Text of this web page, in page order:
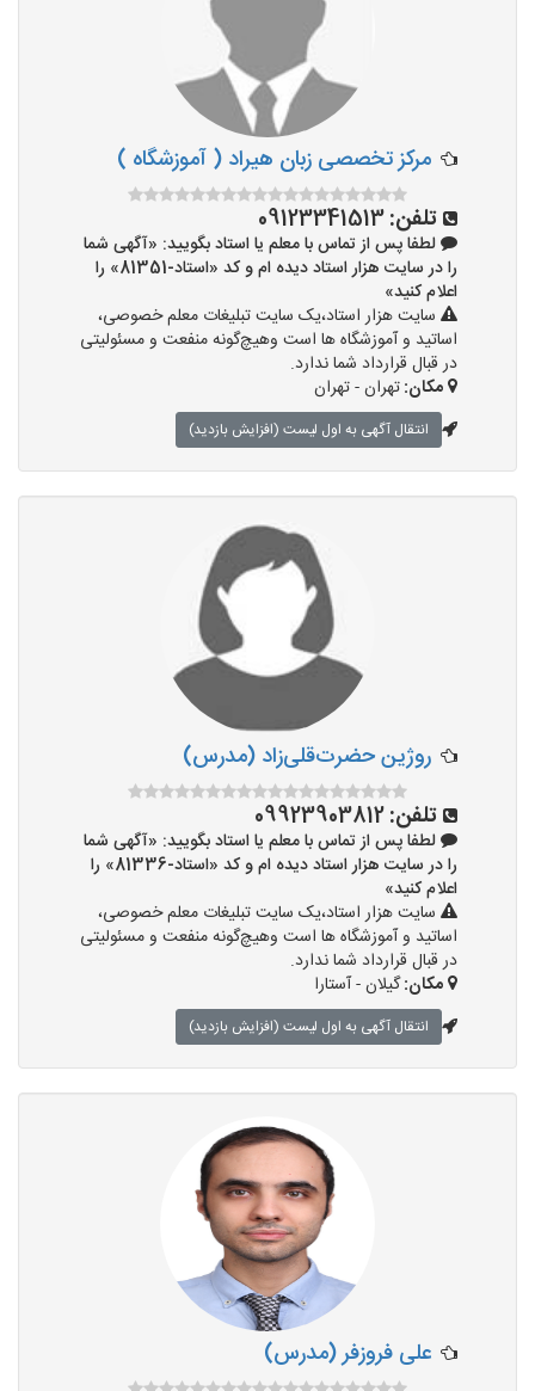
مرکز تخصصی زبان هیراد ( آموزشگاه )
تلفن:09123341513
لطفا پس از تماس با معلم یا استاد بگویید: «آگهی شما
را در سایت هزار استاد دیده ام و کد «استاد-81351» را
اعلام کنید»
سایت هزار استاد،یک سایت تبلیغات معلم خصوصی،
اساتید و آموزشگاه ها است وهیچ‌گونه منفعت و مسئولیتی
در قبال قرارداد شما ندارد.
مکان:تهران - تهران
انتقال آگهی به اول لیست (افزایش بازدید)
روژین حضرت‌قلی‌زاد (مدرس)
تلفن:09923903812
لطفا پس از تماس با معلم یا استاد بگویید: «آگهی شما
را در سایت هزار استاد دیده ام و کد «استاد-81336» را
اعلام کنید»
سایت هزار استاد،یک سایت تبلیغات معلم خصوصی،
اساتید و آموزشگاه ها است وهیچ‌گونه منفعت و مسئولیتی
در قبال قرارداد شما ندارد.
مکان:گیلان - آستارا
انتقال آگهی به اول لیست (افزایش بازدید)
علی فروزفر (مدرس)